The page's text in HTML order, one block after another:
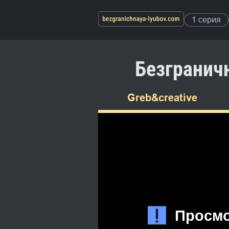
1 серия
Greb&creative